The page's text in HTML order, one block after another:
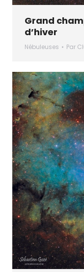
Grand
d’hiver
Nébuleuses Par